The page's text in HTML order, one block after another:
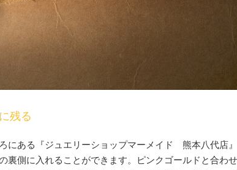
残る
にある『ジュエリーショップマーメイド 熊本八代店
裏側に入れることができます。ピンクゴールドと合わ